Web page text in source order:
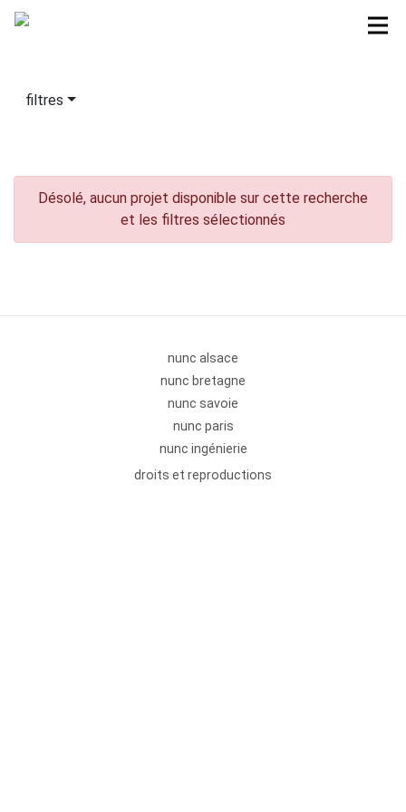
filtres
Désolé, aucun projet disponible sur cette recherche
et les filtres sélectionnés
nunc alsace
nunc bretagne
nunc savoie
nunc paris
nunc ingénierie
droits et reproductions